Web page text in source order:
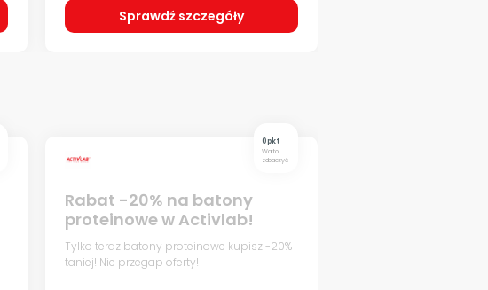
Sprawdź szczegóły
0 pkt
Warto
zobaczyć
Rabat -20% na batony
proteinowe w Activlab!
Tylko teraz batony proteinowe kupisz -20%
taniej! Nie przegap oferty!